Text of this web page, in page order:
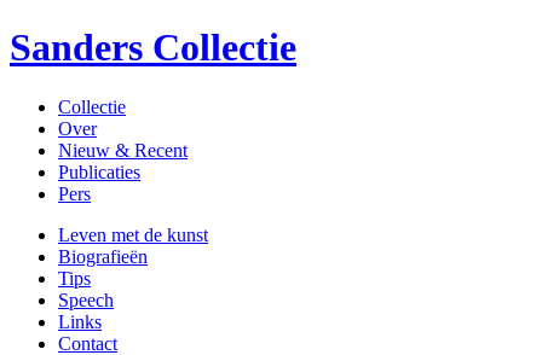
Sanders Collectie
Collectie
Over
Nieuw & Recent
Publicaties
Pers
Leven met de kunst
Biografieën
Tips
Speech
Links
Contact